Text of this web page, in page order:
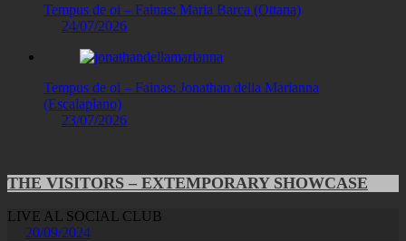
Tempus de oi – Fainas: Maria Barca (Ottana)
24/07/2026
Tempus de oi – Fainas: Jonathan della Marianna
(Escalaplano)
23/07/2026
THE VISITORS – EXTEMPORARY SHOWCASE
LIVE AL SOCIAL CLUB
20/09/2024